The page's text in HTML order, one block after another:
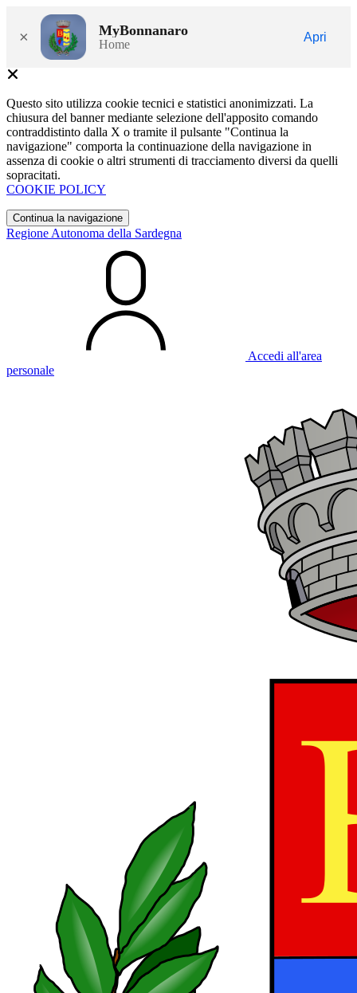
× MyBonnanaro
Home
Apri
Questo sito utilizza cookie tecnici e statistici anonimizzati. La
chiusura del banner mediante selezione dell'apposito comando
contraddistinto dalla X o tramite il pulsante "Continua la
navigazione" comporta la continuazione della navigazione in
assenza di cookie o altri strumenti di tracciamento diversi da quelli
sopracitati.
COOKIE POLICY
Continua la navigazione
Regione Autonoma della Sardegna
Accedi all'area
personale